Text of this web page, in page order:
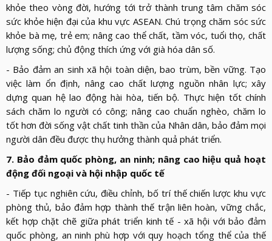
khỏe theo vòng đời, hướng tới trở thành trung tâm chăm sóc
sức khỏe hiện đại của khu vực ASEAN. Chú trọng chăm sóc sức
khỏe bà mẹ, trẻ em; nâng cao thể chất, tầm vóc, tuổi thọ, chất
lượng sống; chủ động thích ứng với già hóa dân số.
- Bảo đảm an sinh xã hội toàn diện, bao trùm, bền vững. Tạo
việc làm ổn định, nâng cao chất lượng nguồn nhân lực; xây
dựng quan hệ lao động hài hòa, tiến bộ. Thực hiện tốt chính
sách chăm lo người có công; nâng cao chuẩn nghèo, chăm lo
tốt hơn đời sống vật chất tinh thần của Nhân dân, bảo đảm mọi
người dân đều được thụ hưởng thành quả phát triển.
7. Bảo đảm quốc phòng, an ninh; nâng cao hiệu quả hoạt
động đối ngoại và hội nhập quốc tế
- Tiếp tục nghiên cứu, điều chỉnh, bố trí thế chiến lược khu vực
phòng thủ, bảo đảm hợp thành thế trận liên hoàn, vững chắc,
kết hợp chặt chẽ giữa phát triển kinh tế - xã hội với bảo đảm
quốc phòng, an ninh phù hợp với quy hoạch tổng thể của thế